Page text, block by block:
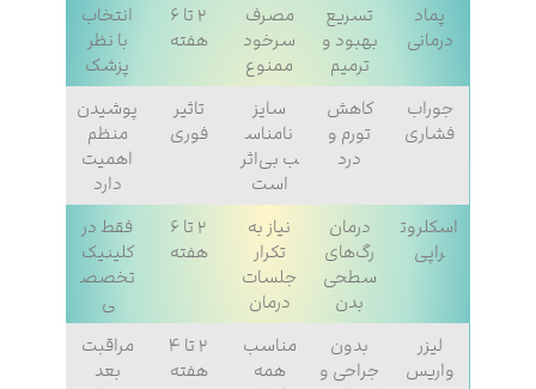
پماد
درمانی
تسریع
بهبود و
ترمیم
مصرف
سرخود
ممنوع
۲ تا ۶
هفته
انتخاب
با نظر
پزشک
جوراب
فشاری
کاهش
تورم و
درد
سایز
نامناس
ب بی‌اثر
است
تاثیر
فوری
پوشیدن
منظم
اهمیت
دارد
اسکلروت
راپی
درمان
رگ‌های
سطحی
بدن
نیاز به
تکرار
جلسات
درمان
۲ تا ۶
هفته
فقط در
کلینیک
تخصص
ی
لیزر
واریس
بدون
جراحی و
مناسب
همه
۲ تا ۴
هفته
مراقبت
بعد